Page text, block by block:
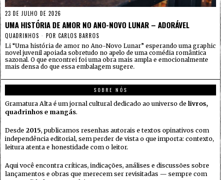
23 DE JULHO DE 2026
UMA HISTÓRIA DE AMOR NO ANO-NOVO LUNAR – ADORÁVEL
QUADRINHOS POR CARLOS BARROS
Li “Uma história de amor no Ano-Novo Lunar” esperando uma graphic
novel juvenil apoiada sobretudo no apelo de uma comédia romântica
sazonal. O que encontrei foi uma obra mais ampla e emocionalmente
mais densa do que essa embalagem sugere.
SOBRE NÓS
Gramatura Alta é um jornal cultural dedicado ao universo de livros,
quadrinhos e mangás.
Desde 2015, publicamos resenhas autorais e textos opinativos com
independência editorial, sem perder de vista o que importa: contexto,
leitura atenta e honestidade com o leitor.
Aqui você encontra críticas, indicações, análises e discussões sobre
lançamentos e obras que merecem ser revisitadas — sempre com